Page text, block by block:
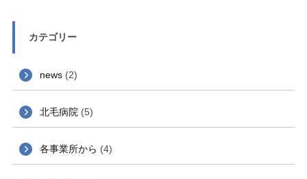
カテゴリー
news(2)
北毛病院 (5)
各事業所から (4)